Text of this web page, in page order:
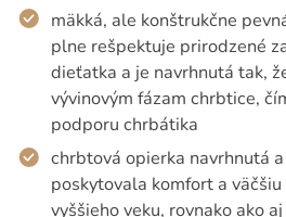
mäkká, ale konštrukčne
plne rešpektuje prirodzené
dieťatka a je navrhnutá tak,
vývinovým fázam chrbtice,
podporu chrbátika
chrbtová opierka navrhnutá
poskytovala komfort a
vyššieho veku, rovnako ako